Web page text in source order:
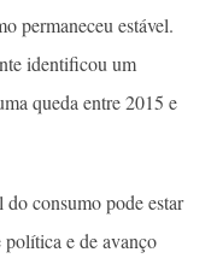
permaneceu estável.
identificou um
queda entre 2015 e
consumo pode estar
e de avanço